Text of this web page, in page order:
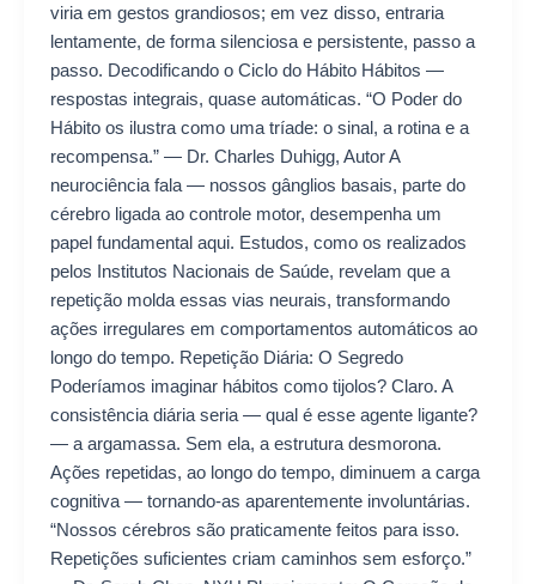
viria em gestos grandiosos; em vez disso, entraria
lentamente, de forma silenciosa e persistente, passo a
passo. Decodificando o Ciclo do Hábito Hábitos —
respostas integrais, quase automáticas. “O Poder do
Hábito os ilustra como uma tríade: o sinal, a rotina e a
recompensa.” — Dr. Charles Duhigg, Autor A
neurociência fala — nossos gânglios basais, parte do
cérebro ligada ao controle motor, desempenha um
papel fundamental aqui. Estudos, como os realizados
pelos Institutos Nacionais de Saúde, revelam que a
repetição molda essas vias neurais, transformando
ações irregulares em comportamentos automáticos ao
longo do tempo. Repetição Diária: O Segredo
Poderíamos imaginar hábitos como tijolos? Claro. A
consistência diária seria — qual é esse agente ligante?
— a argamassa. Sem ela, a estrutura desmorona.
Ações repetidas, ao longo do tempo, diminuem a carga
cognitiva — tornando-as aparentemente involuntárias.
“Nossos cérebros são praticamente feitos para isso.
Repetições suficientes criam caminhos sem esforço.”